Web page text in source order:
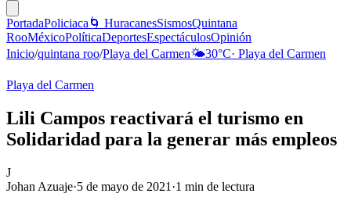
PortadaPoliciaca 🌀 HuracanesSismosQuintana
RooMéxicoPolíticaDeportesEspectáculosOpinión
Inicio/quintana roo/Playa del Carmen🌤️30°C· Playa del Carmen
Playa del Carmen
Lili Campos reactivará el turismo en
Solidaridad para la generar más empleos
J
Johan Azuaje·5 de mayo de 2021 ·1 min de lectura